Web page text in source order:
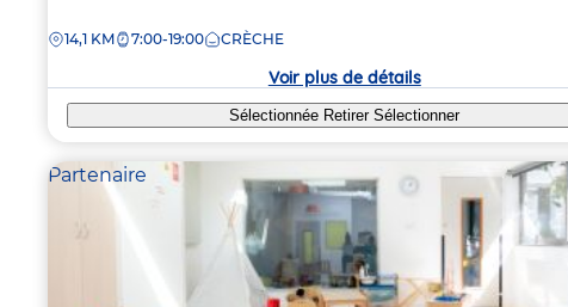
la
DISTANCE
14,1 KM 7:00-19:00 CRÈCHE
Voir plus de détails
Sélectionnée RetirerSélectionner
Partenaire